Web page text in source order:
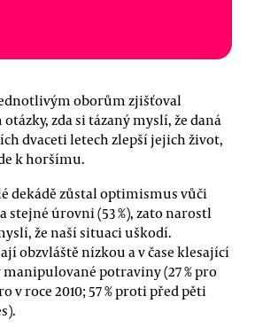
oborům zjišťoval
zda si tázaný myslí, že daná
dvaceti letech zlepší jejich život,
k horšímu.
dekádě zůstal optimismus vůči
úrovni (53 %), zato narostl
že naší situaci uškodí.
obzvláště nízkou a v čase klesající
potraviny (27 % pro
v roce 2010; 57 % proti před pěti